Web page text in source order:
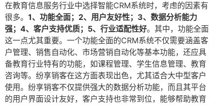
在教育信息服务行业中选择智能CRM系统时，考虑的因素有
很多。 1、功能全面；2、用户友好性；3、数据分析能力
强；4、客户支持优质；5、行业适配性好。其中，功能全面
这一点尤其重要。一个功能全面的CRM系统不仅需要涵盖客
户管理、销售自动化、市场营销自动化等基本功能，还应具
备教育行业特有的功能，如课程管理、学生信息管理、教育
咨询等。纷享销客在这方面表现出色，尤其适合大中型客户
使用。纷享销客不仅提供强大的数据分析功能，而且其平台
的用户界面设计友好，客户支持也非常到位，能够帮助教育